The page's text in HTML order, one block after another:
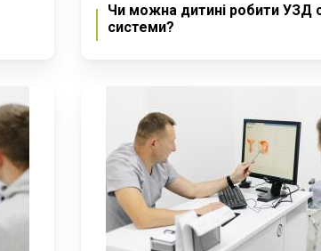
Чи можна дитині робити УЗД
системи?